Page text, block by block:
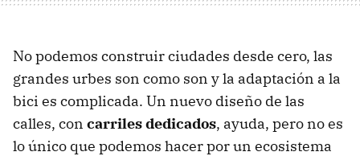
No podemos construir ciudades desde cero, las
grandes urbes son como son y la adaptación a la
bici es complicada. Un nuevo diseño de las
calles, con carriles dedicados, ayuda, pero no es
lo único que podemos hacer por un ecosistema